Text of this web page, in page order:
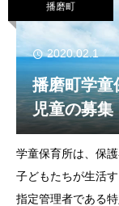
播磨町
2020.02.1
播磨町学童
児童の募集
学童保育所は、保
子どもたちが生活
指定管理者である